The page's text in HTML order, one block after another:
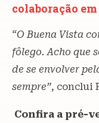
colaboração
“O Buena Vista
fôlego. Acho que
de se envolver
sempre”, conclui
Confira a pré-